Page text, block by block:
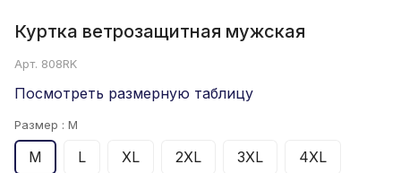
Куртка ветрозащитная мужская
Арт. 808RK
Посмотреть размерную таблицу
Размер : M
M L XL 2XL 3XL 4XL